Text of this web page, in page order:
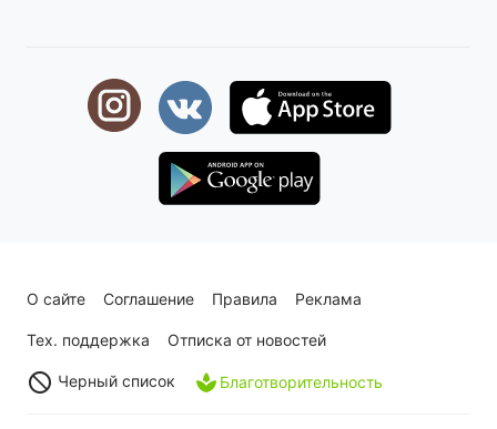
О сайте Соглашение Правила Реклама
Тех. поддержка Отписка от новостей
Черный список Благотворительность